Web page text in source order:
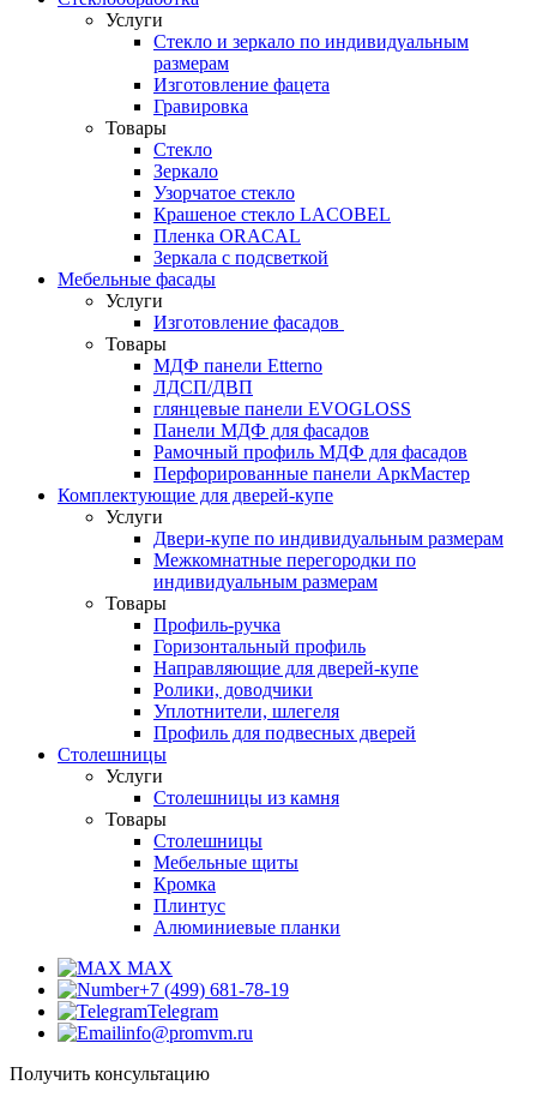
Услуги
Стекло и зеркало по индивидуальным
размерам
Изготовление фацета
Гравировка
Товары
Стекло
Зеркало
Узорчатое стекло
Крашеное стекло LACOBEL
Пленка ORACAL
Зеркала с подсветкой
Мебельные фасады
Услуги
Изготовление фасадов
Товары
МДФ панели Etterno
ЛДСП/ДВП
глянцевые панели EVOGLOSS
Панели МДФ для фасадов
Рамочный профиль МДФ для фасадов
Перфорированные панели АркМастер
Комплектующие для дверей-купе
Услуги
Двери-купе по индивидуальным размерам
Межкомнатные перегородки по
индивидуальным размерам
Товары
Профиль-ручка
Горизонтальный профиль
Направляющие для дверей-купе
Ролики, доводчики
Уплотнители, шлегеля
Профиль для подвесных дверей
Столешницы
Услуги
Столешницы из камня
Товары
Столешницы
Мебельные щиты
Кромка
Плинтус
Алюминиевые планки
MAX
+7 (499) 681-78-19
Telegram
info@promvm.ru
Получить консультацию